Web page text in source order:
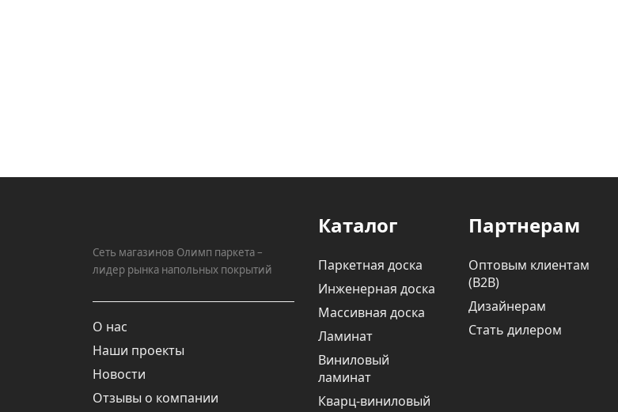
Сеть магазинов Олимп паркета –
лидер рынка напольных покрытий
О нас
Наши проекты
Новости
Отзывы о компании
Каталог
Паркетная доска
Инженерная доска
Массивная доска
Ламинат
Виниловый
ламинат
Кварц-виниловый
Партнерам
Оптовым клиентам
(В2В)
Дизайнерам
Стать дилером